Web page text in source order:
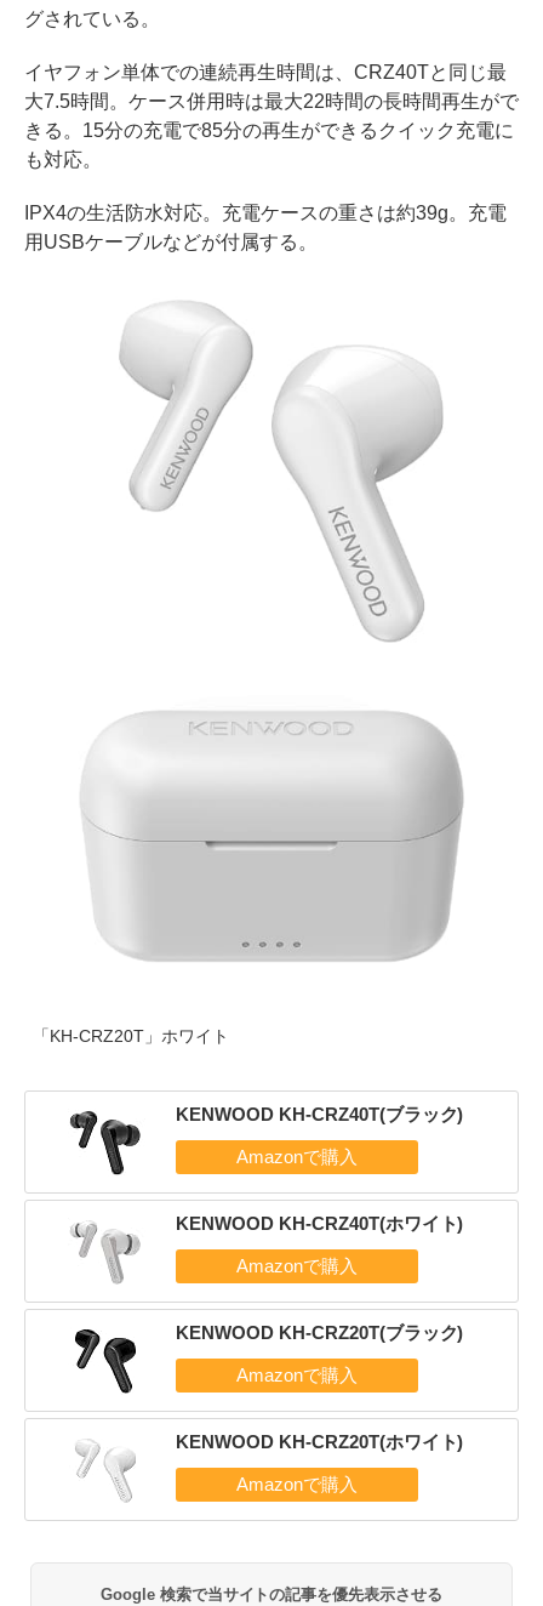
グされている。
イヤフォン単体での連続再生時間は、CRZ40Tと同じ最
大7.5時間。ケース併用時は最大22時間の長時間再生がで
きる。15分の充電で85分の再生ができるクイック充電に
も対応。
IPX4の生活防水対応。充電ケースの重さは約39g。充電
用USBケーブルなどが付属する。
「KH-CRZ20T」ホワイト
KENWOOD KH-CRZ40T(ブラック)
KENWOOD KH-CRZ40T(ホワイト)
KENWOOD KH-CRZ20T(ブラック)
KENWOOD KH-CRZ20T(ホワイト)
Google 検索で当サイトの記事を優先表示させる